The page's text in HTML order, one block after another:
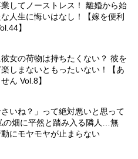
してノーストレス！ 離婚から始
人生に悔いはなし！【嫁を便利
】
女の荷物は持ちたくない？ 彼を
しまないともったいない！【あ
ん Vol.8】
さいね？」って絶対悪いと思って
畑に平然と踏み入る隣人…無
にモヤモヤが止まらない